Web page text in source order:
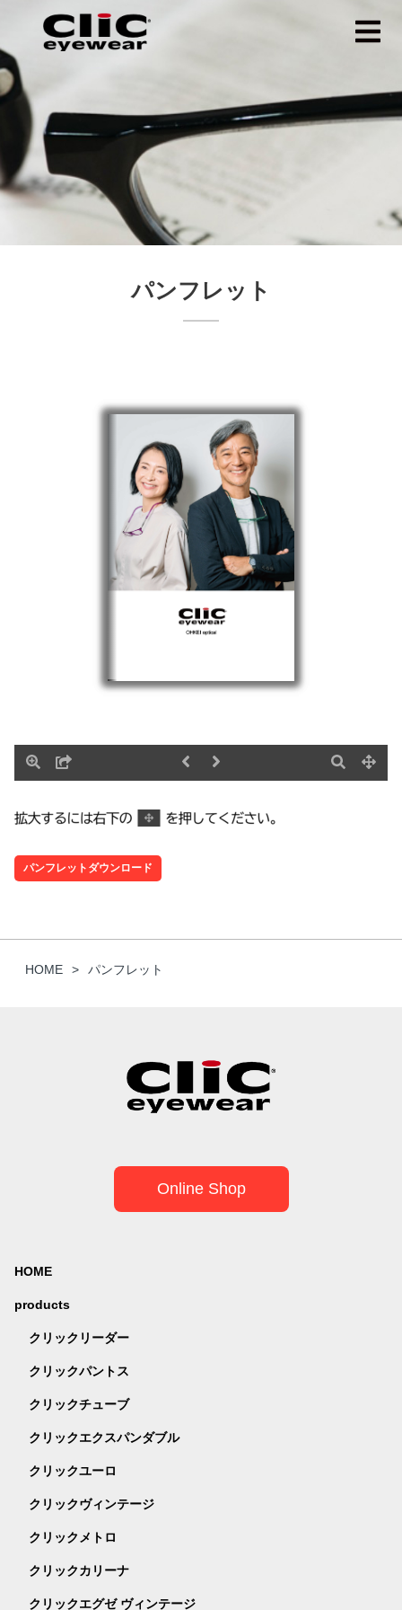
パンフレット
パンフレットダウンロード
HOME パンフレット
Online Shop
HOME
products
クリックリーダー
クリックパントス
クリックチューブ
クリックエクスパンダブル
クリックユーロ
クリックヴィンテージ
クリックメトロ
クリックカリーナ
クリックエグゼ ヴィンテージ